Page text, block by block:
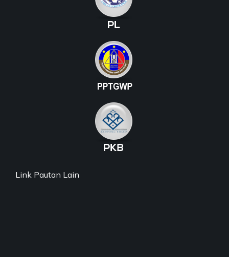
Link Pautan Lain